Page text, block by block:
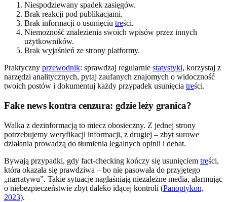
Niespodziewany spadek zasięgów.
Brak reakcji pod publikacjami.
Brak informacji o usunięciu treści.
Niemożność znalezienia swoich wpisów przez innych
użytkowników.
Brak wyjaśnień ze strony platformy.
Praktyczny przewodnik: sprawdzaj regularnie statystyki, korzystaj z
narzędzi analitycznych, pytaj zaufanych znajomych o widoczność
twoich postów i dokumentuj każdy przypadek usunięcia treści.
Fake news kontra cenzura: gdzie leży granica?
Walka z dezinformacją to miecz obosieczny. Z jednej strony
potrzebujemy weryfikacji informacji, z drugiej – zbyt surowe
działania prowadzą do tłumienia legalnych opinii i debat.
Bywają przypadki, gdy fact-checking kończy się usunięciem treści,
która okazała się prawdziwa – bo nie pasowała do przyjętego
„narratywu”. Takie sytuacje nagłaśniają niezależne media, alarmując
o niebezpieczeństwie zbyt daleko idącej kontroli (Panoptykon,
2023).